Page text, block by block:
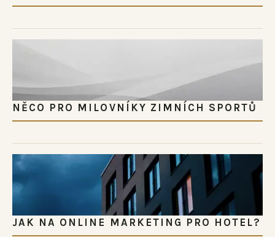
NĚCO PRO MILOVNÍKY ZIMNÍCH SPORTŮ
JAK NA ONLINE MARKETING PRO HOTEL?